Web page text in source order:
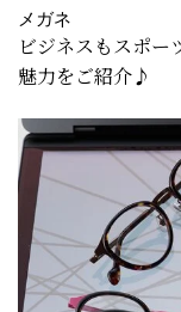
メガネ
ビジネスもスポー
魅力をご紹介♪